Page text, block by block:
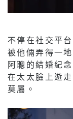
不停在社交平
被他倆弄得一
阿聰的結婚紀
在太太臉上遊
莫屬。